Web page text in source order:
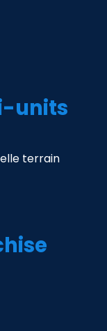
units
terrain